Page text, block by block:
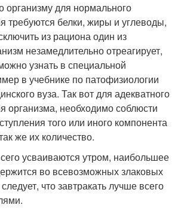
организму для нормального
требуются белки, жиры и углеводы,
из рациона один из
незамедлительно отреагирует,
узнать в специальной
в учебнике по патофизиологии
вуза. Так вот для адекватного
организма, необходимо соблюсти
того или иного компонента
же их количество.
усваиваются утром, наибольшее
во всевозможных злаковых
что завтракать лучше всего